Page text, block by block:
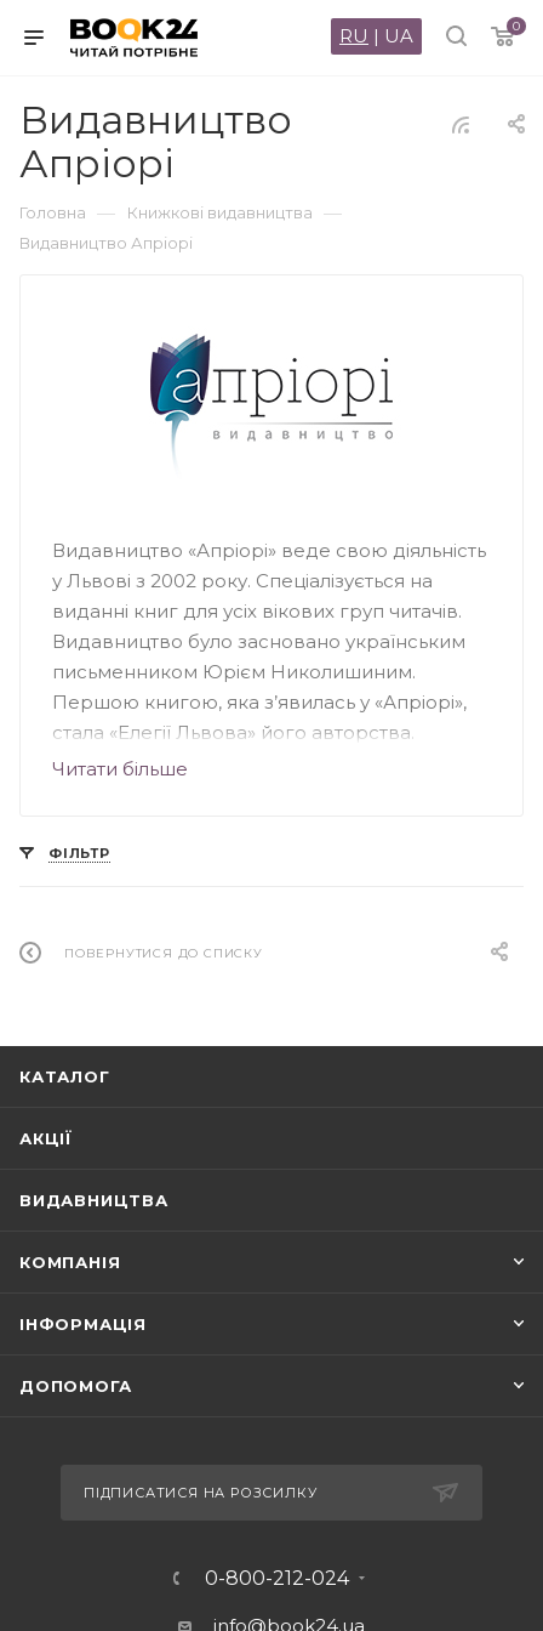
0
RU | UA
Видавництво
Апріорі
Головна — Книжкові видавництва —
Видавництво Апріорі
Видавництво «Апріорі» веде свою діяльність
у Львові з 2002 року. Спеціалізується на
виданні книг для усіх вікових груп читачів.
Видавництво було засновано українським
письменником Юрієм Николишиним.
Першою книгою, яка з’явилась у «Апріорі»,
стала «Елегії Львова» його авторства.
Візитівкою видавництва є літературно-
приділяє літературно-мистецькій та
Тарас Шевченко, Андрій Шептицький, Роман
Читати більше
ФІЛЬТР
ПОВЕРНУТИСЯ ДО СПИСКУ
КАТАЛОГ
АКЦІЇ
ВИДАВНИЦТВА
КОМПАНІЯ
ІНФОРМАЦІЯ
ДОПОМОГА
ПІДПИСАТИСЯ НА РОЗСИЛКУ
0-800-212-024
info@book24.ua